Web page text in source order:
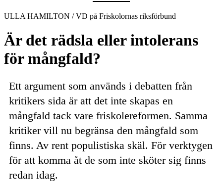
ULLA HAMILTON / VD på Friskolornas riksförbund
Är det rädsla eller intolerans
för mångfald?
Ett argument som används i debatten från
kritikers sida är att det inte skapas en
mångfald tack vare friskolereformen. Samma
kritiker vill nu begränsa den mångfald som
finns. Av rent populistiska skäl. För verktygen
för att komma åt de som inte sköter sig finns
redan idag.